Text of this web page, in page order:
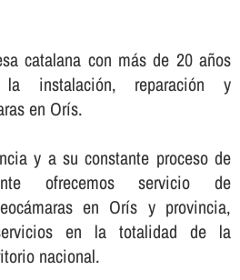
catalana con más de 20 años
instalación, reparación y
en Orís.
y a su constante proceso de
ofrecemos servicio de
en Orís y provincia,
en la totalidad de la
nacional.